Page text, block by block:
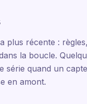
plus récente :
la boucle.
quand un
en amont.